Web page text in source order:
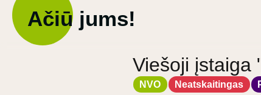
Ačiū jums!
Viešoji įstaiga
NVO Neatskaitingas